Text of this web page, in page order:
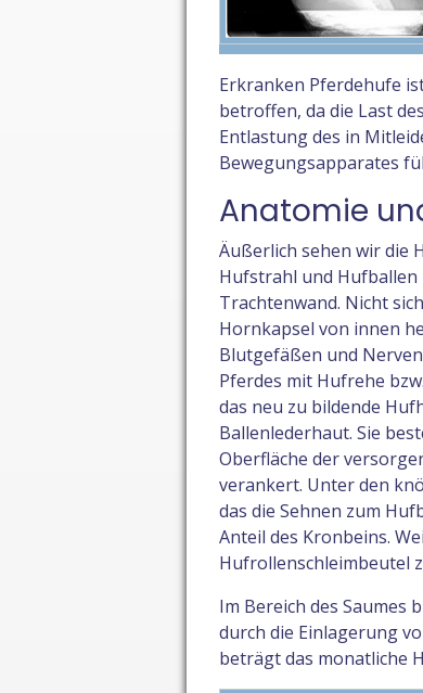
Erkranken Pferdehufe
betroffen, da die Last
Entlastung des in
Bewegungsapparates
Anatomie
Äußerlich sehen wir die
Hufstrahl und Hufballen
Trachtenwand. Nicht
Hornkapsel von innen
Blutgefäßen und
Pferdes mit Hufrehe
das neu zu bildende
Ballenlederhaut. Sie
Oberfläche der
verankert. Unter den
das die Sehnen zum
Anteil des Kronbeins.
Hufrollenschleimbeutel
Im Bereich des Saumes
durch die Einlagerung
beträgt das monatliche